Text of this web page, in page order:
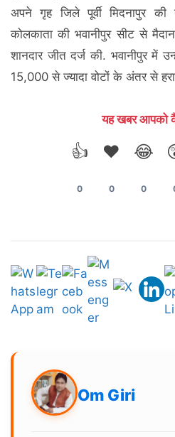
अपने गृह जिले पूर्वी मिदनापुर
कोलकाता की भवानीपुर सीट से
शानदार जीत दर्ज की. भवानीपुर में
15,000 से ज्यादा वोटों के अंतर से
यह खबर आपको
👍
0
❤️
0
😂
0
Om Giri